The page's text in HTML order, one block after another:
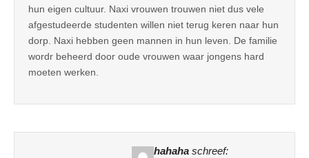
hun eigen cultuur. Naxi vrouwen trouwen niet dus vele
afgestudeerde studenten willen niet terug keren naar hun
dorp. Naxi hebben geen mannen in hun leven. De familie
wordr beheerd door oude vrouwen waar jongens hard
moeten werken.
hahaha schreef: